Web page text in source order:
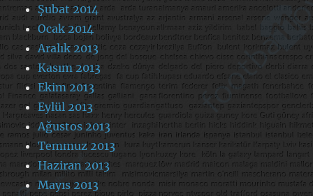
Şubat 2014
Ocak 2014
Aralık 2013
Kasım 2013
Ekim 2013
Eylül 2013
Ağustos 2013
Temmuz 2013
Haziran 2013
Mayıs 2013